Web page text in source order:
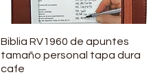
Vista rápida
Biblia RV1960 de apuntes
tamaño personal tapa dura
cafe